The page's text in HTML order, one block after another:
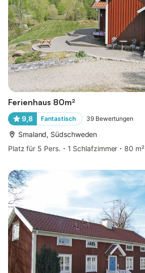
Ferienhaus 80m²
9,8 Fantastisch 39 Bewertungen
Smaland, Südschweden
Platz für 5 Pers.
1 Schlafzimmer 80 m²